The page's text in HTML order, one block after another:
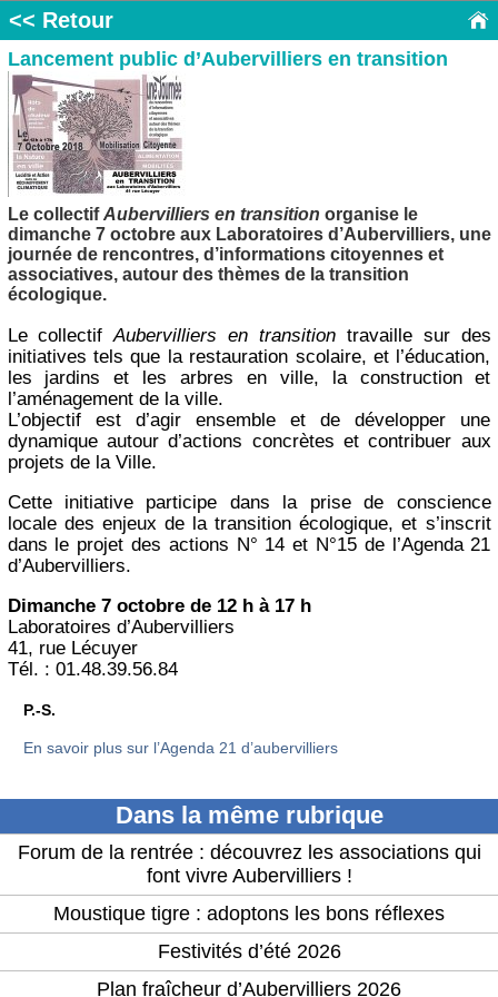
<< Retour
Lancement public d’Aubervilliers en transition
Le collectifAubervilliers en transition organise le
dimanche 7 octobre aux Laboratoires d’Aubervilliers, une
journée de rencontres, d’informations citoyennes et
associatives, autour des thèmes de la transition
écologique.
Le collectifAubervilliers en transitiontravaille sur des
initiatives tels que la restauration scolaire, et l’éducation,
les jardins et les arbres en ville, la construction et
l’aménagement de la ville.
L’objectif est d’agir ensemble et de développer une
dynamique autour d’actions concrètes et contribuer aux
projets de la Ville.
Cette initiative participe dans la prise de conscience
locale des enjeux de la transition écologique, et s’inscrit
dans le projet des actions N° 14 et N°15 de l’Agenda 21
d’Aubervilliers.
Dimanche 7 octobre de 12 h à 17 h
Laboratoires d’Aubervilliers
41, rue Lécuyer
Tél. : 01.48.39.56.84
P.-S.
En savoir plus sur l’Agenda 21 d’aubervilliers
Dans la même rubrique
Forum de la rentrée : découvrez les associations qui
font vivre Aubervilliers !
Moustique tigre : adoptons les bons réflexes
Festivités d’été 2026
Plan fraîcheur d’Aubervilliers 2026